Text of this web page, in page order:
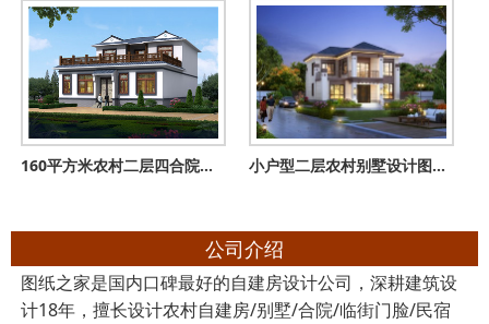
160平方米农村二层四合院别墅设计图及外观图片 小户型二层农村别墅设计图，占地140平经典漂亮
公司介绍
图纸之家是国内口碑最好的自建房设计公司，深耕建筑设
计18年，擅长设计农村自建房/别墅/合院/临街门脸/民宿